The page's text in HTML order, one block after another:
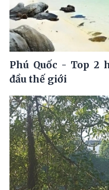
Phú Quốc - Top 2
đầu thế giới